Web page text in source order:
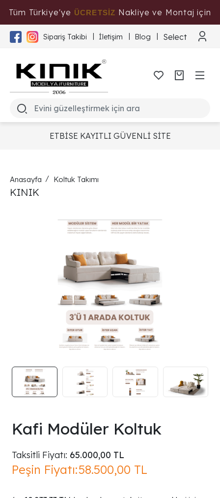
Tüm Türkiye'ye ÜCRETSİZ Nakliye ve Montaj için
Tıklayınız
Sipariş Takibi İletişim Blog Select
ETBİSE KAYITLI GÜVENLİ SİTE
Anasayfa Koltuk Takımı
KINIK
Kafi Modüler Koltuk
Taksitli Fiyatı: 65.000,00 TL
Peşin Fiyatı:58.500,00 TL